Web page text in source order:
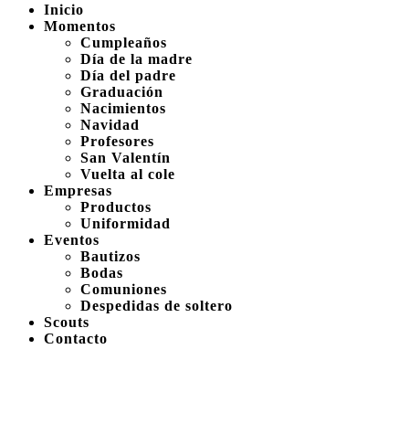
Inicio
Momentos
Cumpleaños
Día de la madre
Día del padre
Graduación
Nacimientos
Navidad
Profesores
San Valentín
Vuelta al cole
Empresas
Productos
Uniformidad
Eventos
Bautizos
Bodas
Comuniones
Despedidas de soltero
Scouts
Contacto